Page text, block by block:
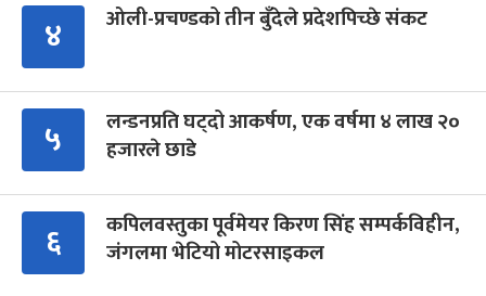
४ ओली-प्रचण्डको तीन बुँदेले प्रदेशपिच्छे संकट
५
लन्डनप्रति घट्दो आकर्षण, एक वर्षमा ४ लाख २०
हजारले छाडे
६
कपिलवस्तुका पूर्वमेयर किरण सिंह सम्पर्कविहीन,
जंगलमा भेटियो मोटरसाइकल